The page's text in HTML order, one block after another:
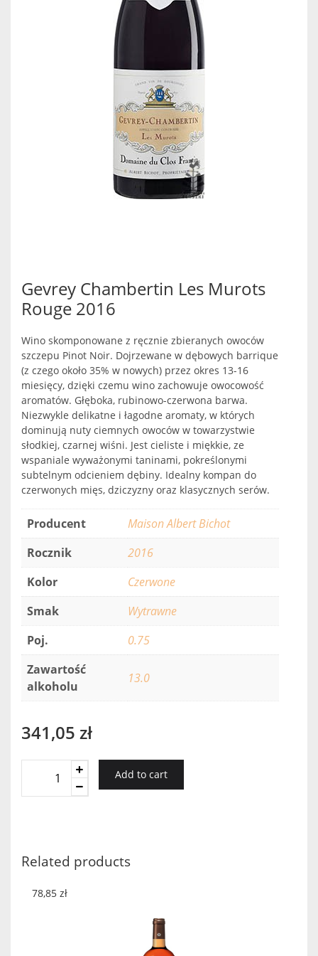
Gevrey Chambertin Les Murots
Rouge 2016
Wino skomponowane z ręcznie zbieranych owoców
szczepu Pinot Noir. Dojrzewane w dębowych barrique
(z czego około 35% w nowych) przez okres 13-16
miesięcy, dzięki czemu wino zachowuje owocowość
aromatów. Głęboka, rubinowo-czerwona barwa.
Niezwykle delikatne i łagodne aromaty, w których
dominują nuty ciemnych owoców w towarzystwie
słodkiej, czarnej wiśni. Jest cieliste i miękkie, ze
wspaniale wyważonymi taninami, pokreślonymi
subtelnym odcieniem dębiny. Idealny kompan do
czerwonych mięs, dziczyzny oraz klasycznych serów.
Producent
Maison Albert Bichot
Rocznik
2016
Kolor
Czerwone
Smak
Wytrawne
Poj.
0.75
Zawartość
alkoholu
13.0
341,05 zł
Chambertin
2016
quantity
Add to cart
Related products
78,85 zł